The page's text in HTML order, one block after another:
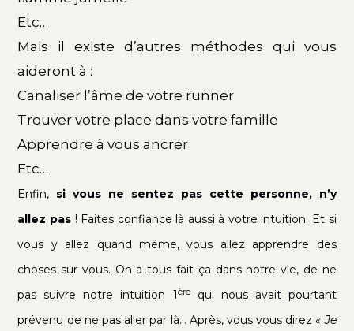
Etc…
Mais il existe d’autres méthodes qui vous
aideront à :
Canaliser l’âme de votre runner
Trouver votre place dans votre famille
Apprendre à vous ancrer
Etc…
Enfin, si vous ne sentez pas cette personne, n’y
allez pas ! Faites confiance là aussi à votre intuition. Et si
vous y allez quand même, vous allez apprendre des
choses sur vous. On a tous fait ça dans notre vie, de ne
pas suivre notre intuition 1èrequi nous avait pourtant
prévenu de ne pas aller par là… Après, vous vous direz« Je